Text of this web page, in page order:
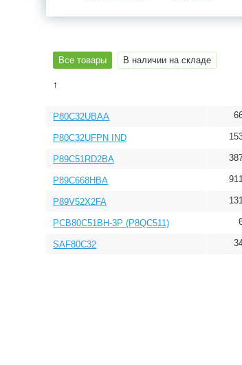
Все товары В наличии на складе
↑
P80C32UBAA
P80C32UFPN IND
P89C51RD2BA
P89C668HBA
P89V52X2FA
PCB80C51BH-3P (P8QC511)
SAF80C32